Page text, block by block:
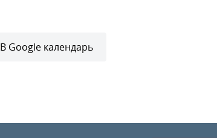
В Google календарь